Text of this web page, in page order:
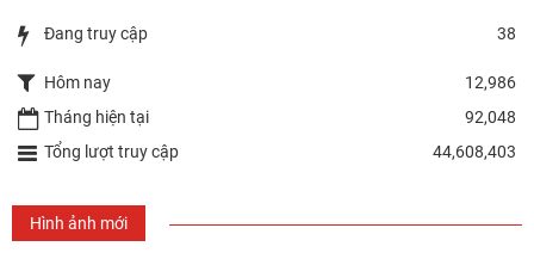
Đang truy cập 38
Hôm nay
12,986
Tháng hiện tại
92,048
Tổng lượt truy cập
44,608,403
Hình ảnh mới